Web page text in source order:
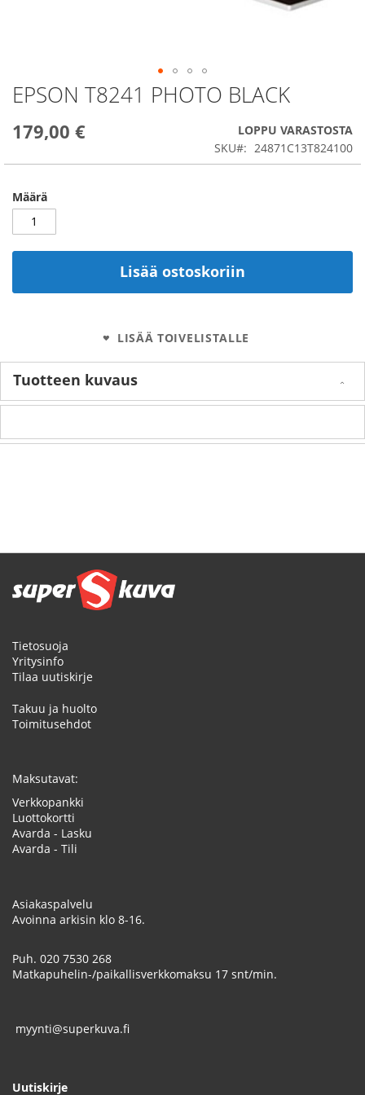
EPSON T8241 PHOTO BLACK
179,00 €
LOPPU VARASTOSTA
SKU
24871C13T824100
Määrä
Lisää ostoskoriin
LISÄÄ TOIVELISTALLE
Skip
to
beginning
the
gallery
Tuotteen kuvaus
Tietosuoja
Yritysinfo
Tilaa uutiskirje
Takuu ja huolto
Toimitusehdot
Maksutavat:
Verkkopankki
Luottokortti
Avarda - Lasku
Avarda - Tili
Asiakaspalvelu
Avoinna arkisin klo 8-16.
Puh. 020 7530 268
Matkapuhelin-/paikallisverkkomaksu 17 snt/min.
myynti@superkuva.fi
Uutiskirje